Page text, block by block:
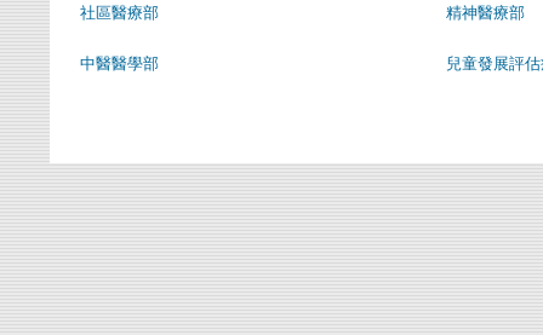
社區醫療部 精神醫療部
中醫醫學部 兒童發展評